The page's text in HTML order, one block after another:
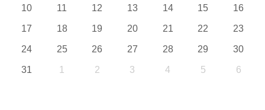
10 11 12 13 14 15 16
17 18 19 20 21 22 23
24 25 26 27 28 29 30
31 1 2 3 4 5 6